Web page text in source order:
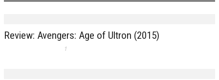
Review: Avengers: Age of Ultron (2015)
1